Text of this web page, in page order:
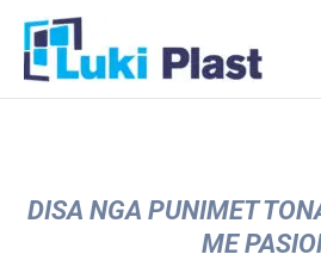
content
DISA NGA PUNIMET
ME